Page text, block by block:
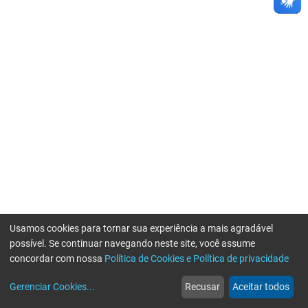
web
Notícias
more_horiz
Mais
Usamos cookies para tornar sua experiência a mais agradável
possível. Se continuar navegando neste site, você assume
concordar com nossa Política de Cookies e Política de privacidade
Gerenciar Cookies... Recusar Aceitar todos